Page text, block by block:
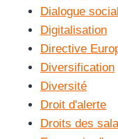
Dialogue social
Digitalisation
Directive
Diversification
Diversité
Droit d'alerte
Droits des